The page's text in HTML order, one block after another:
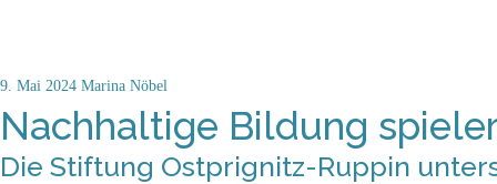
9. Mai 2024 Marina Nöbel
Nachhaltige Bildung
Die Stiftung Ostprignitz-Ruppin